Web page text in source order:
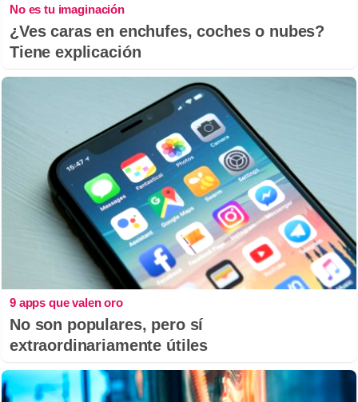
No es tu imaginación
¿Ves caras en enchufes, coches o nubes?
Tiene explicación
9 apps que valen oro
No son populares, pero sí
extraordinariamente útiles